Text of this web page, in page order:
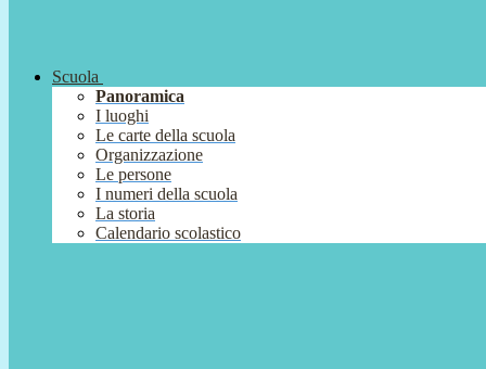
Scuola
Panoramica
I luoghi
Le carte della scuola
Organizzazione
Le persone
I numeri della scuola
La storia
Calendario scolastico